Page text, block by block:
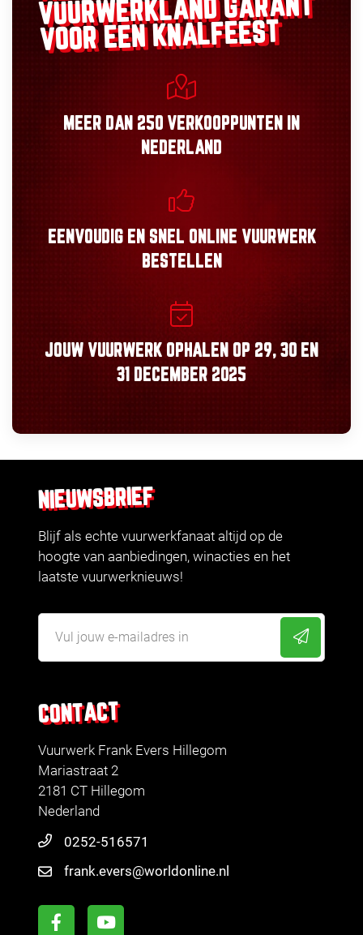
VUURWERKLANDGARANT
VOOR EEN KNALFEEST
MEER DAN 250 VERKOOPPUNTEN
IN
NEDERLAND
EENVOUDIGEN SNEL ONLINE VUURWERK
BESTELLEN
JOUW VUURWERK OPHALEN OP 29, 30 EN
31 DECEMBER 2025
CONTACT
Vuurwerk Frank Evers Hillegom
Mariastraat 2
2181 CT Hillegom
Nederland
0252-516571
frank.evers@worldonline.nl
NIEUWSBRIEF
Blijf als echte vuurwerkfanaat altijd op de
hoogte van aanbiedingen, winacties en het
laatste vuurwerknieuws!